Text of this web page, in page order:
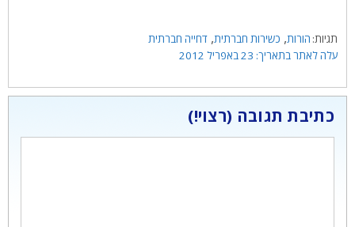
תגיות
הורות, כשירות חברתית, דחייה חברתית
23 באפריל 2012
כתיבת תגובה